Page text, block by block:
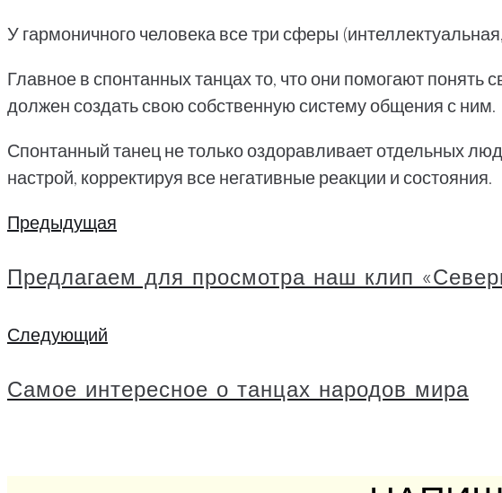
У гармоничного человека все три сферы
Главное в спонтанных танцах то, что они помогают
должен создать свою собственную систему общения с ним.
Спонтанный танец не только оздоравливает отдельных
настрой, корректируя все негативные реакции и состояния.
Навигация
по
записям
Предыдущая
Предыдущая
Предлагаем для просмотра наш клип
Следующий
Следующий
Самое интересное о танцах народов мира